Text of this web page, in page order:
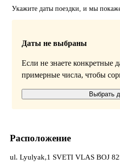
Укажите даты поездки, и мы
Даты не выбраны
Если не знаете конкретные
примерные числа, чтобы
Выбрать
Расположение
ul. Lyulyak,1 SVETI VLAS BOJ